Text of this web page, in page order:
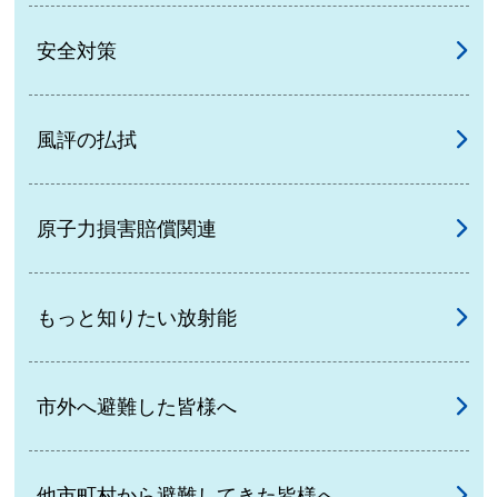
安全対策
風評の払拭
原子力損害賠償関連
もっと知りたい放射能
市外へ避難した皆様へ